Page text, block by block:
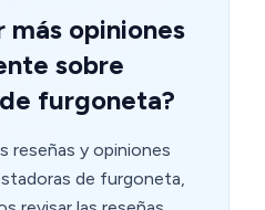
más opiniones
sobre
furgoneta?
reseñas y opiniones
de furgoneta,